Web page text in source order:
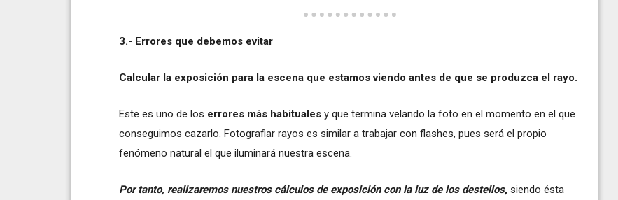
3.- Errores que debemos evitar
Calcular la exposición para la escena que estamos viendo antes de que se produzca el rayo.
Este es uno de los errores más habituales y que termina velando la foto en el momento en el que
conseguimos cazarlo. Fotografiar rayos es similar a trabajar con flashes, pues será el propio
fenómeno natural el que iluminará nuestra escena.
Por tanto, realizaremos nuestros cálculos de exposición con la luz de los destellos, siendo ésta